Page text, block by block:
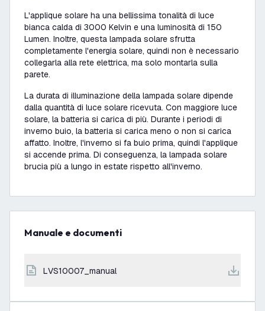
L'applique solare ha una bellissima tonalità di luce
bianca calda di 3000 Kelvin e una luminosità di 150
Lumen. Inoltre, questa lampada solare sfrutta
completamente l'energia solare, quindi non è necessario
collegarla alla rete elettrica, ma solo montarla sulla
parete.
La durata di illuminazione della lampada solare dipende
dalla quantità di luce solare ricevuta. Con maggiore luce
solare, la batteria si carica di più. Durante i periodi di
inverno buio, la batteria si carica meno o non si carica
affatto. Inoltre, l'inverno si fa buio prima, quindi l'applique
si accende prima. Di conseguenza, la lampada solare
brucia più a lungo in estate rispetto all'inverno.
Manuale e documenti
LVS10007_manual